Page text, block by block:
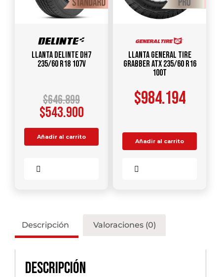
Llanta DELINTE DH7
235/60 R18 107V
$646.899
$543.900
Añadir al carrito
Llanta GENERAL TIRE
Grabber ATX 235/60 R16
100T
$984.194
Añadir al carrito
Descripción Valoraciones (0)
Descripción